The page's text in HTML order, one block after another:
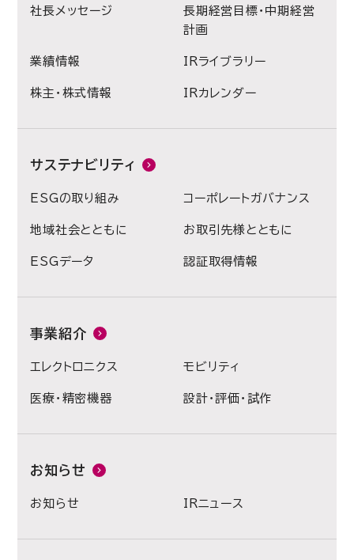
社長メッセージ
長期経営目標・中期経営
計画
業績情報 IRライブラリー
株主・株式情報 IRカレンダー
サステナビリティ
ESGの取り組み コーポレートガバナンス
地域社会とともに お取引先様とともに
ESGデータ 認証取得情報
事業紹介
エレクトロニクス モビリティ
医療・精密機器 設計・評価・試作
お知らせ
お知らせ IRニュース